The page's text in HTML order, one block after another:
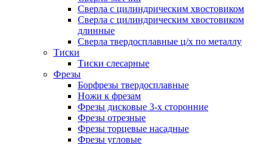
Сверла с цилиндрическим хвостовиком
Сверла с цилиндрическим хвостовиком
длинные
Сверла твердосплавные ц/х по металлу
Тиски
Тиски слесарные
Фрезы
Борфрезы твердосплавные
Ножи к фрезам
Фрезы дисковые 3-х сторонние
Фрезы отрезные
Фрезы торцевые насадные
Фрезы угловые